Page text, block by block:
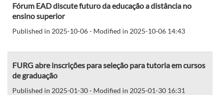
Fórum EAD discute futuro da educação a distância no
ensino superior
Published in 2025-10-06 - Modified in 2025-10-06 14:43
FURG abre inscrições para seleção para tutoria em cursos
de graduação
Published in 2025-01-30 - Modified in 2025-01-30 16:31